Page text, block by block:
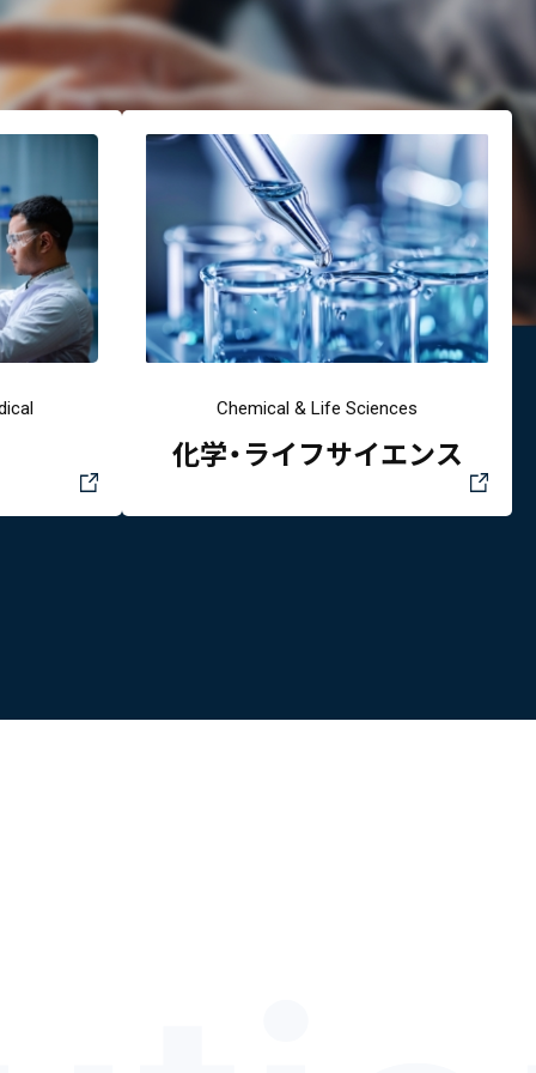
Chemical & Life Sciences
化学・ライフサイエンス